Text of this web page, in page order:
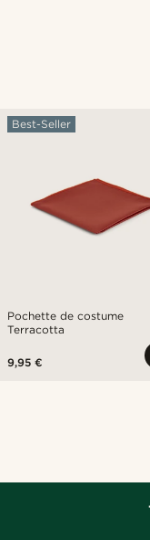
Pochette de costume
Terracotta
Best-Seller
9,95 €